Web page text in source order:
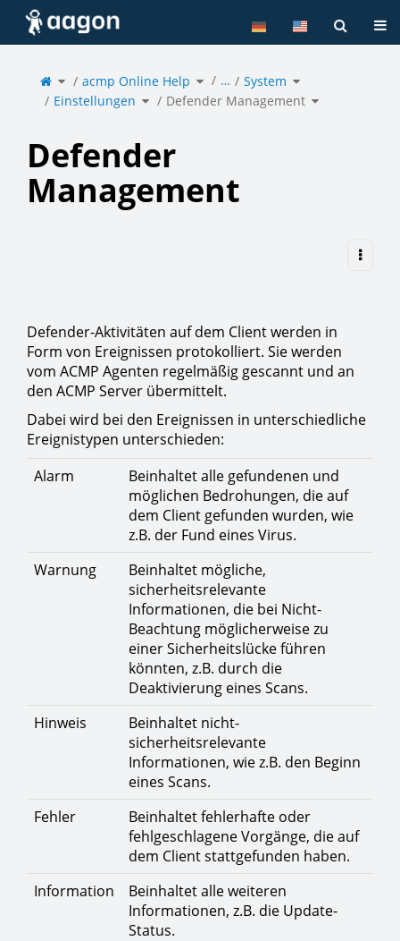
Home
Toggle
the
parent
tree
of
Defender
Management.
acmp Online Help Toggle
the
hierarchy
tree
under
acmp
Online
Help.
… System Toggle
the
hierarchy
tree
under
System.
Einstellungen Toggle
the
hierarchy
tree
Defender Management Toggle
the
hierarchy
tree
Defender
Management
Defender-Aktivitäten auf dem Client werden in
Form von Ereignissen protokolliert. Sie werden
vom ACMP Agenten regelmäßig gescannt und an
den ACMP Server übermittelt.
Dabei wird bei den Ereignissen in unterschiedliche
Ereignistypen unterschieden:
Alarm
Beinhaltet alle gefundenen und
möglichen Bedrohungen, die auf
dem Client gefunden wurden, wie
z.B. der Fund eines Virus.
Warnung
Beinhaltet mögliche,
sicherheitsrelevante
Informationen, die bei Nicht-
Beachtung möglicherweise zu
einer Sicherheitslücke führen
könnten, z.B. durch die
Deaktivierung eines Scans.
Hinweis
Beinhaltet nicht-
sicherheitsrelevante
Informationen, wie z.B. den Beginn
eines Scans.
Fehler
Beinhaltet fehlerhafte oder
fehlgeschlagene Vorgänge, die auf
dem Client stattgefunden haben.
Information
Beinhaltet alle weiteren
Informationen, z.B. die Update-
Status.